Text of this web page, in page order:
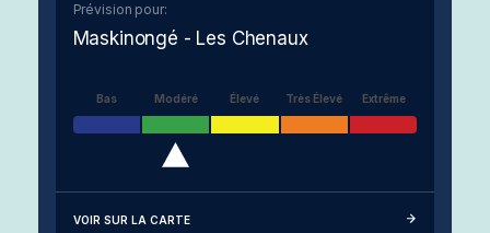
Prévision pour:
Maskinongé - Les Chenaux
Bas Modéré Élevé Très Élevé Extrême
VOIR SUR LA CARTE